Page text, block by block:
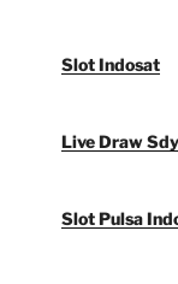
Slot Indosat
Live Draw Sdy
Slot Pulsa